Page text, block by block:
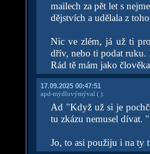
mailech za pět let s
dějstvích a udělala z
Nic ve zlém, já už ti
dřív, nebo ti podat ruku.
Rád tě mám jako
17.09.2025 00:47:51
apd-mýdlovýmýval ( ):
Ad "Když už si je
tu zkázu nemusel dívat. "
Jo, to asi použiju i na ty